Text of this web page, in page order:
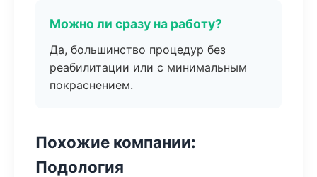
Можно ли сразу на работу?
Да, большинство процедур без
реабилитации или с минимальным
покраснением.
Похожие компании:
Подология